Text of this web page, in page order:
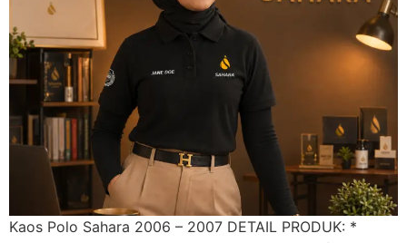
Kaos Polo Sahara 2006 – 2007 DETAIL PRODUK: *